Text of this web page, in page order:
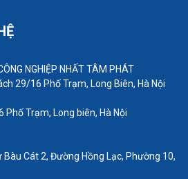
lớn là những đặc tính giúp
sử dụng rộng rãi trong
nghiệp.
NGHIỆP NHẤT TÂM PHÁT
29/16 Phố Trạm, Long Biên, Hà Nội
Phố Trạm, Long biên, Hà Nội
Bàu Cát 2, Đường Hồng Lạc, Phường 10,